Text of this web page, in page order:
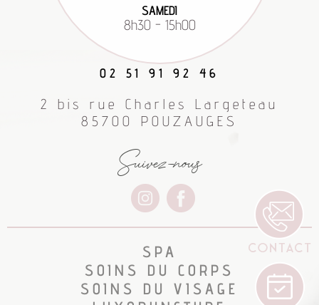
SAMEDI
8h30 - 15h00
02 51 91 92 46
2 bis rue Charles Largeteau
85700 POUZAUGES
Suivez-nous
SPA
SOINS DU CORPS
SOINS DU VISAGE